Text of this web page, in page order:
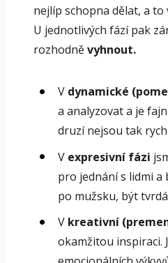
nejlíp schopna dělat, a to
U jednotlivých fází pak
rozhodněvyhnout.
V dynamické
a analyzovat a je
druzí nejsou tak
V expresivní fázi
pro jednání s lidmi a
po mužsku, být
V kreativní
okamžitou inspiraci.